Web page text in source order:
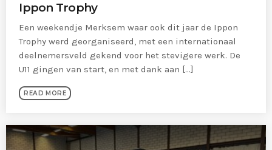
Ippon Trophy
Een weekendje Merksem waar ook dit jaar de Ippon
Trophy werd georganiseerd, met een internationaal
deelnemersveld gekend voor het stevigere werk. De
U11 gingen van start, en met dank aan [...]
READ MORE